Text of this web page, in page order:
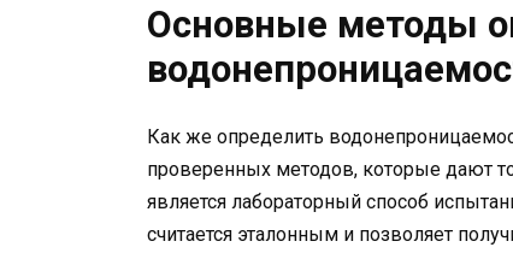
Основные методы
Как же определить
проверенных методов, которые дают
является лабораторный способ
считается эталонным и позволяет